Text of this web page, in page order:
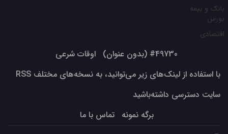
بانک و بیمه
بورس
اقتصادی
#49730 (بدون عنوان)
اوقات شرعی
با استفاده از لینک‌های زیر می‌توانید، به نسخه‌های مختلف RSS
سایت دسترسی داشته‌باشید
برگه نمونه
تماس با ما